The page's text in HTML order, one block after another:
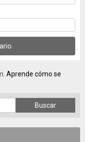
Aprende cómo se